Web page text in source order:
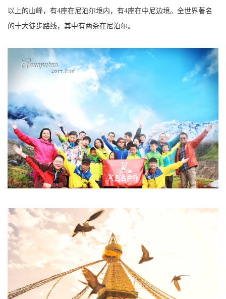
以上的山峰，有4座在尼泊尔境内，有4座在中尼边境。全世界著名
的十大徒步路线，其中有两条在尼泊尔。